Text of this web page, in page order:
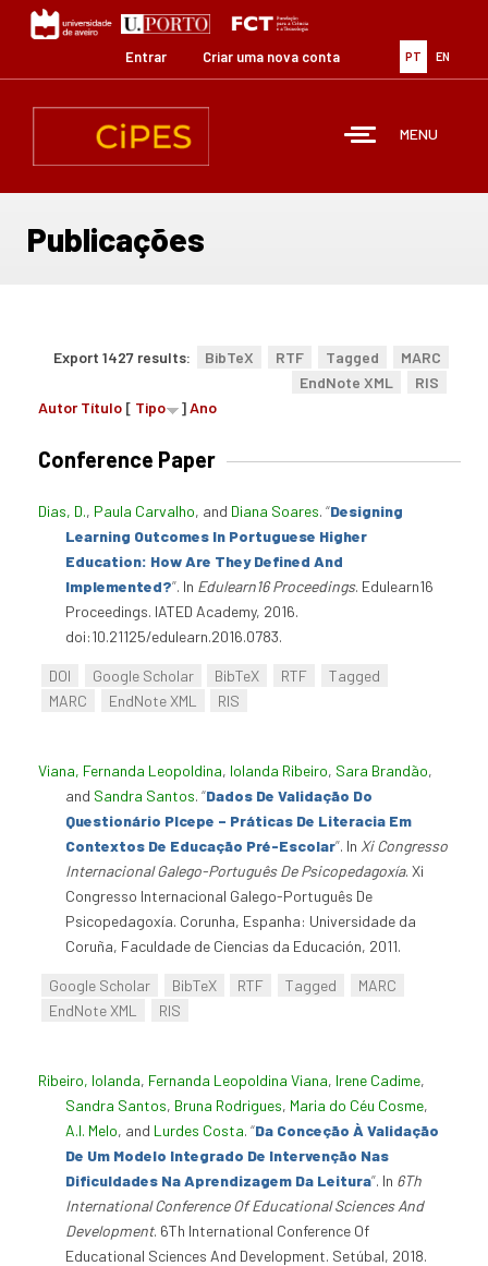
Passar
para
conteúdo
PT EN
Entrar Criar uma nova conta
MENU
Publicações
Export 1427 results: BibTeX RTF Tagged
MARC
EndNote XML
RIS
Autor Título [ Tipo ]Ano
Conference Paper
Dias, D., Paula Carvalho, and Diana Soares. “Designing
Learning Outcomes In Portuguese Higher
Education: How Are They Defined And
Implemented?”. In Edulearn16 Proceedings. Edulearn16
Proceedings. IATED Academy, 2016.
doi:10.21125/edulearn.2016.0783.
DOI Google Scholar BibTeX RTF
Tagged
MARC
EndNote XML RIS
Viana, Fernanda Leopoldina, Iolanda Ribeiro, Sara Brandão,
and Sandra Santos. “Dados De Validação Do
Questionário Plcepe – Práticas De Literacia Em
Contextos De Educação Pré-Escolar”. In Xi Congresso
Internacional Galego-Português De Psicopedagoxía. Xi
Congresso Internacional Galego-Português De
Psicopedagoxía. Corunha, Espanha: Universidade da
Coruña, Faculdade de Ciencias da Educación, 2011.
Google Scholar BibTeX RTF Tagged
MARC
EndNote XML
RIS
Ribeiro, Iolanda, Fernanda Leopoldina Viana, Irene Cadime,
Sandra Santos, Bruna Rodrigues, Maria do Céu Cosme,
A.I. Melo, and Lurdes Costa. “Da Conceção À Validação
De Um Modelo Integrado De Intervenção Nas
Dificuldades Na Aprendizagem Da Leitura”. In 6Th
International Conference Of Educational Sciences And
Development. 6Th International Conference Of
Educational Sciences And Development. Setúbal, 2018.